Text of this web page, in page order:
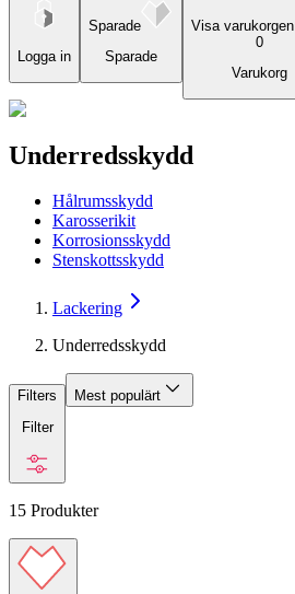
Logga in
Sparade
Sparade
Visa varukorgen
0
Varukorg
Underredsskydd
Hålrumsskydd
Karosserikit
Korrosionsskydd
Stenskottsskydd
Lackering
Underredsskydd
Filters
Filter
Mest populärt
15 Produkter